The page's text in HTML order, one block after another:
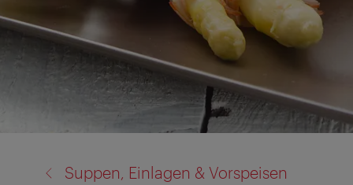
Suppen, Einlagen & Vorspeisen